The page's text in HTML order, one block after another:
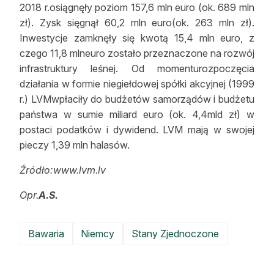
2018 r.osiągnęły poziom 157,6 mln euro (ok. 689 mln
zł). Zysk sięgnął 60,2 mln euro(ok. 263 mln zł).
Inwestycje zamknęły się kwotą 15,4 mln euro, z
czego 11,8 mlneuro zostało przeznaczone na rozwój
infrastruktury leśnej. Od momenturozpoczęcia
działania w formie niegiełdowej spółki akcyjnej (1999
r.) LVMwpłaciły do budżetów samorządów i budżetu
państwa w sumie miliard euro (ok. 4,4mld zł) w
postaci podatków i dywidend. LVM mają w swojej
pieczy 1,39 mln halasów.
Źródło:www.lvm.lv
Opr.A.S.
Bawaria Niemcy Stany Zjednoczone